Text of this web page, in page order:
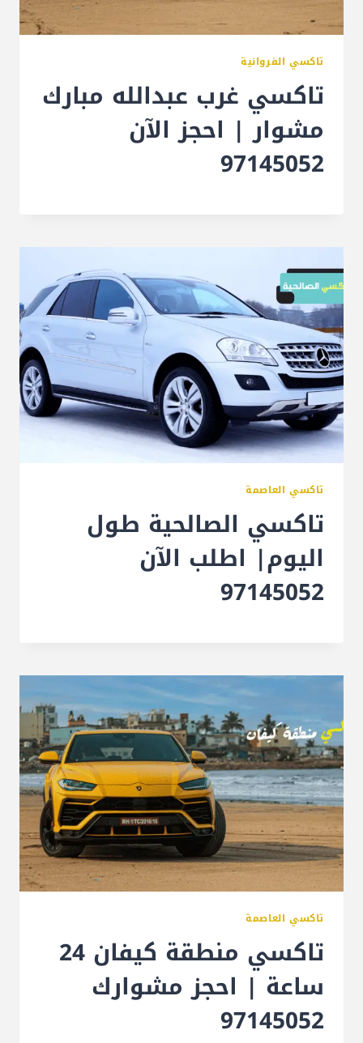
تاكسي الفروانية
تاكسي غرب عبدالله مبارك
مشوار | احجز الآن
97145052
تاكسي العاصمة
تاكسي الصالحية طول
اليوم| اطلب الآن
97145052
تاكسي العاصمة
تاكسي منطقة كيفان 24
ساعة | احجز مشوارك
97145052